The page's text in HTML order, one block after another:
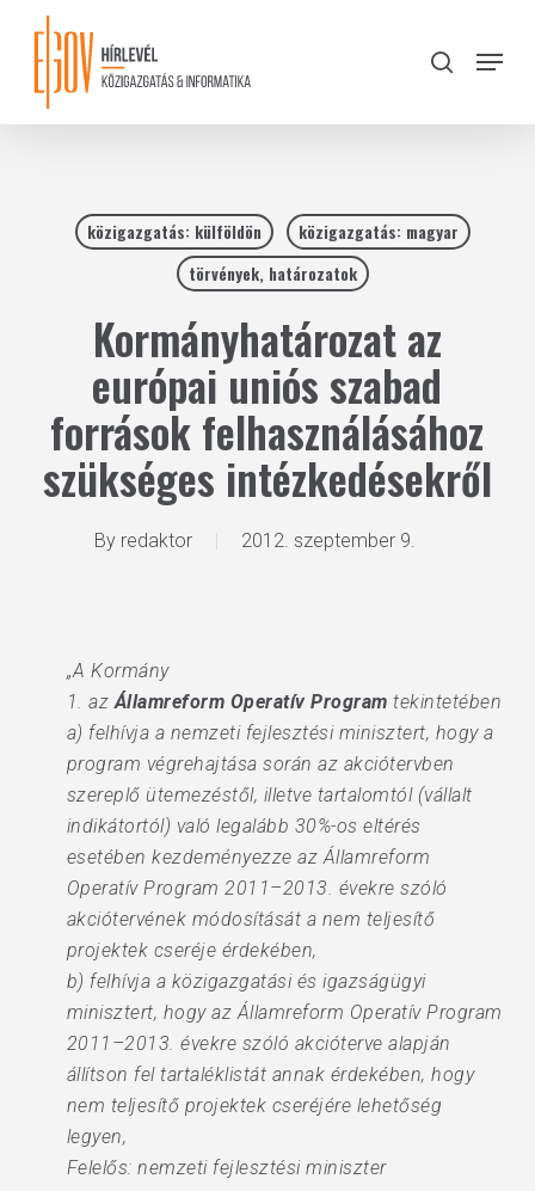
content
search
Menu
közigazgatás: külföldön
közigazgatás: magyar
törvények, határozatok
Kormányhatározat az
európai uniós szabad
források felhasználásához
szükséges intézkedésekről
By redaktor 2012. szeptember 9.
„A Kormány
1. azÁllamreform Operatív Program tekintetében
a) felhívja a nemzeti fejlesztési minisztert, hogy a
program végrehajtása során az akciótervben
szereplő ütemezéstől, illetve tartalomtól (vállalt
indikátortól) való legalább 30%-os eltérés
esetében kezdeményezze az Államreform
Operatív Program 2011–2013. évekre szóló
akciótervének módosítását a nem teljesítő
projektek cseréje érdekében,
b) felhívja a közigazgatási és igazságügyi
minisztert, hogy az Államreform Operatív Program
2011–2013. évekre szóló akcióterve alapján
állítson fel tartaléklistát annak érdekében, hogy
nem teljesítő projektek cseréjére lehetőség
legyen,
Felelős: nemzeti fejlesztési miniszter
Close